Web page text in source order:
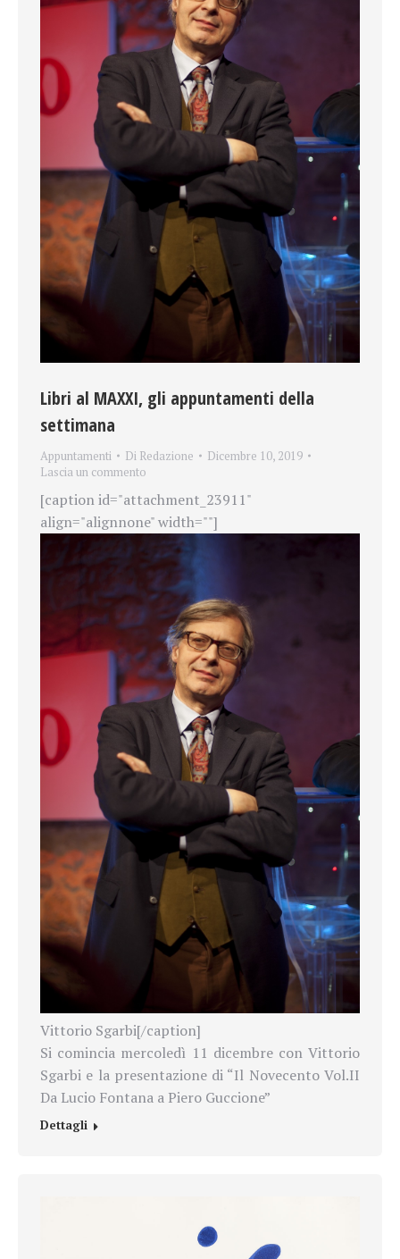
Libri al MAXXI, gli appuntamenti della
settimana
Appuntamenti Di Redazione
Dicembre 10, 2019
Lascia un commento
[caption id="attachment_23911"
align="alignnone" width=""]
Vittorio Sgarbi[/caption]
Si comincia mercoledì 11 dicembre con Vittorio
Sgarbi e la presentazione di “Il Novecento Vol.II
Da Lucio Fontana a Piero Guccione”
Dettagli